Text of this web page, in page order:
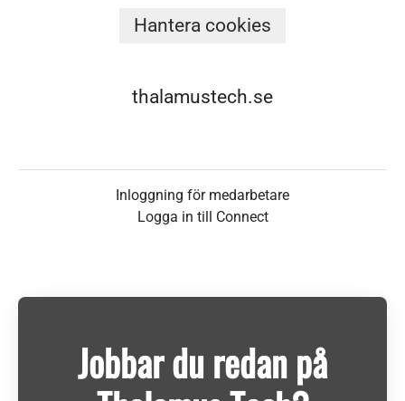
Hantera cookies
thalamustech.se
Inloggning för medarbetare
Logga in till Connect
Jobbar du redan på